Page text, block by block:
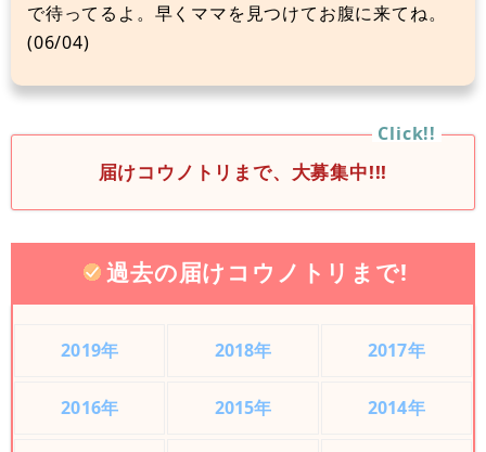
で待ってるよ。早くママを見つけてお腹に来てね。
(06/04)
届けコウノトリまで、大募集中!!!
過去の届けコウノトリまで!
2019年 2018年 2017年
2016年 2015年 2014年